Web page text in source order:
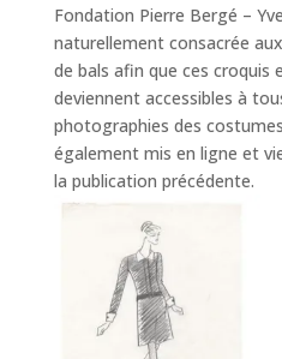
Fondation Pierre Bergé –
naturellement consacrée
de bals afin que ces croquis
deviennent accessibles à
photographies des
également mis en ligne et
la publication précédente.